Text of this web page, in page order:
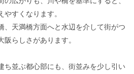
すくなります。
、天満橋方面へと水辺を介して街がつ
らしさがあります。
ち並ぶ都心部にも、街並みを少し引い